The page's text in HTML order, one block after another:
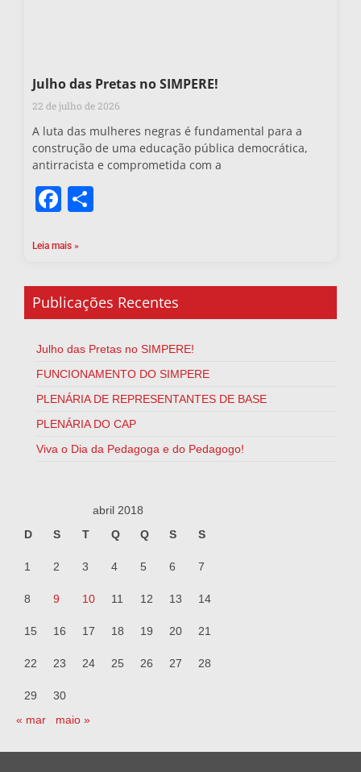
Julho das Pretas no SIMPERE!
22 de julho de 2026
A luta das mulheres negras é fundamental para a
construção de uma educação pública democrática,
antirracista e comprometida com a
Facebook
Leia mais »
Publicações Recentes
Julho das Pretas no SIMPERE!
FUNCIONAMENTO DO SIMPERE
PLENÁRIA DE REPRESENTANTES DE BASE
PLENÁRIA DO CAP
Viva o Dia da Pedagoga e do Pedagogo!
abril 2018
D
S T Q Q S S
1 2 3 4 5 6 7
8 9 10 11 12 13 14
15 16 17 18 19 20 21
22 23 24 25 26 27 28
29
30
« mar
maio »